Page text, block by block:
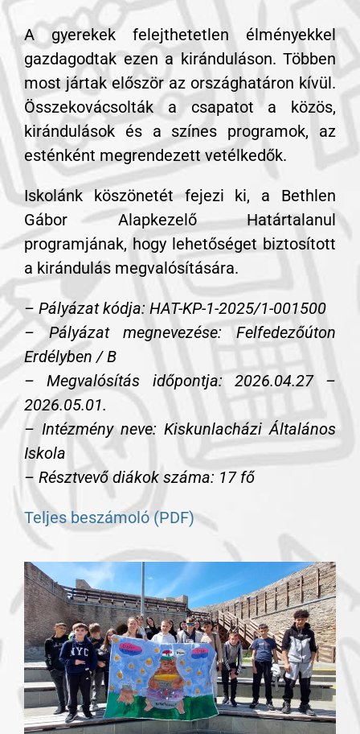
A gyerekek felejthetetlen élményekkel
gazdagodtak ezen a kiránduláson. Többen
most jártak először az országhatáron kívül.
Összekovácsolták a csapatot a közös,
kirándulások és a színes programok, az
esténként megrendezett vetélkedők.
Iskolánk köszönetét fejezi ki, a Bethlen
Gábor Alapkezelő Határtalanul
programjának, hogy lehetőséget biztosított
a kirándulás megvalósítására.
– Pályázat kódja: HAT-KP-1-2025/1-001500
– Pályázat megnevezése: Felfedezőúton
Erdélyben / B
– Megvalósítás időpontja: 2026.04.27 –
2026.05.01.
– Intézmény neve: Kiskunlacházi Általános
Iskola
– Résztvevő diákok száma: 17 fő
Teljes beszámoló (PDF)